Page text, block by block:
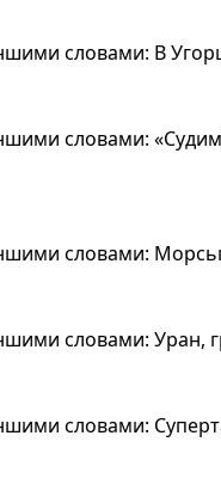
словами: В
словами:
словами:
словами: Уран,
словами: